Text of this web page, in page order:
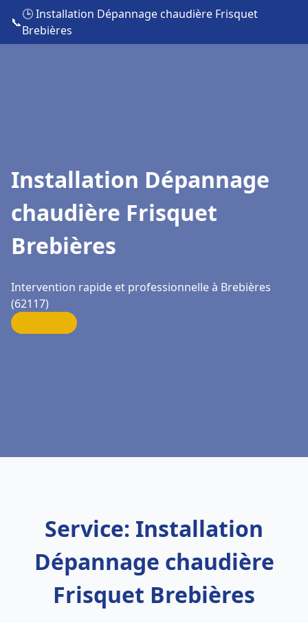
📞
🕒 Installation Dépannage chaudière Frisquet
Brebières
Installation Dépannage
chaudière Frisquet
Brebières
Intervention rapide et professionnelle à Brebières
(62117)
Service: Installation
Dépannage chaudière
Frisquet Brebières